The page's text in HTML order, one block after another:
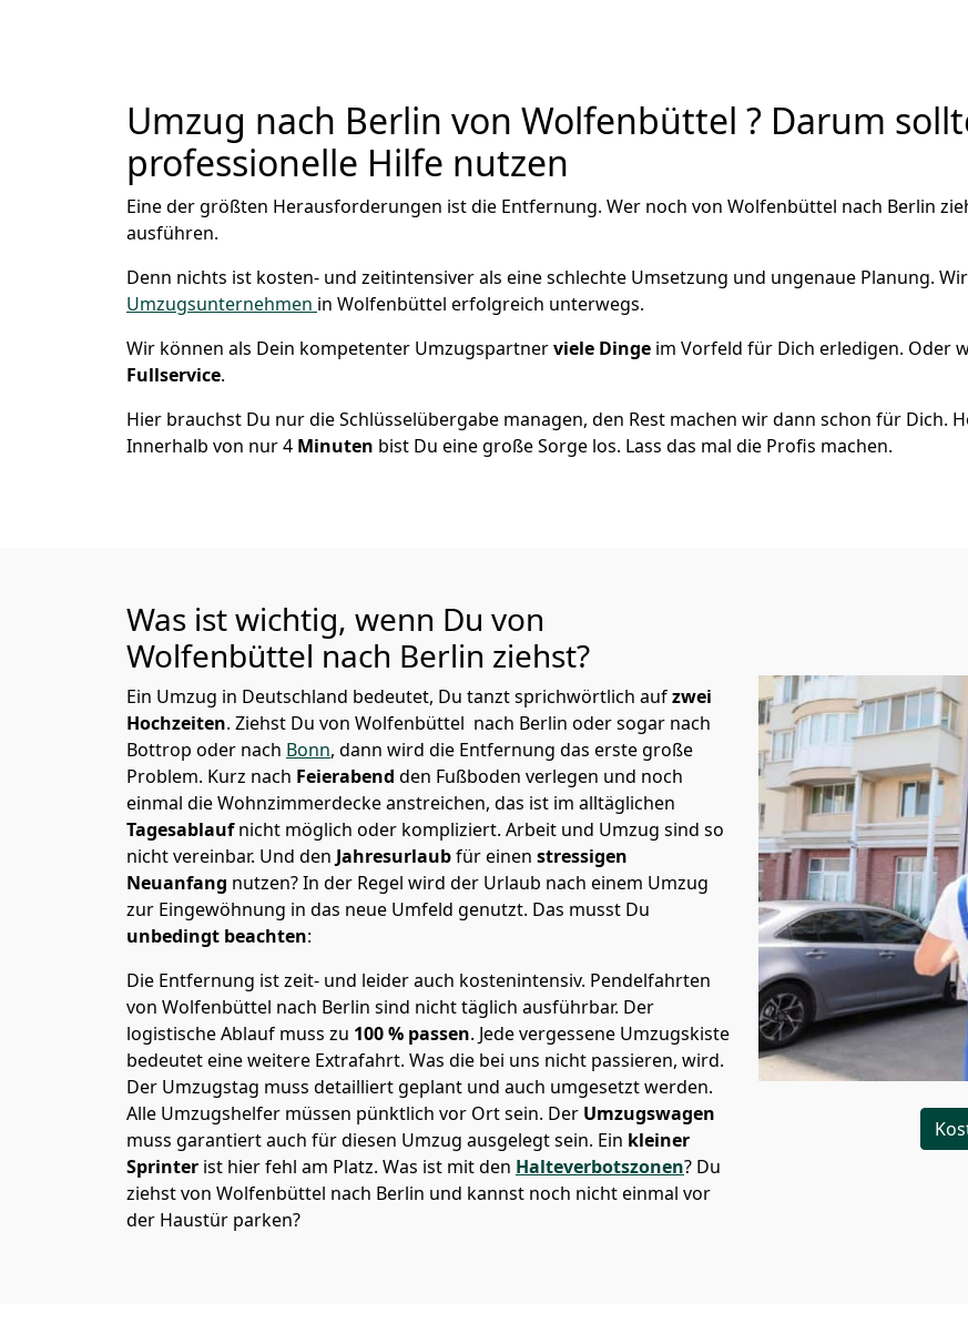
Umzug nach Berlin von Wolfenbüttel ? Darum
professionelle Hilfe nutzen
Eine der größten Herausforderungen ist die Entfernung. Wer noch von Wolfenbüttel nach Berlin
ausführen.
Denn nichts ist kosten- und zeitintensiver als eine schlechte Umsetzung und ungenaue Planung.
Umzugsunternehmen in Wolfenbüttel erfolgreich unterwegs.
Wir können als Dein kompetenter Umzugspartnerviele Dinge im Vorfeld für Dich erledigen. Oder
Fullservice.
Hier brauchst Du nur die Schlüsselübergabe managen, den Rest machen wir dann schon für Dich.
Innerhalb von nur 4 Minuten bist Du eine große Sorge los. Lass das mal die Profis machen.
Was ist wichtig, wenn Du von
Wolfenbüttel nach Berlin ziehst?
Ein Umzug in Deutschland bedeutet, Du tanzt sprichwörtlich aufzwei
Hochzeiten. Ziehst Du von Wolfenbüttel nach Berlin oder sogar nach
Bottrop oder nach Bonn, dann wird die Entfernung das erste große
Problem. Kurz nach Feierabend den Fußboden verlegen und noch
einmal die Wohnzimmerdecke anstreichen, das ist im alltäglichen
Tagesablaufnicht möglich oder kompliziert. Arbeit und Umzug sind so
nicht vereinbar. Und den Jahresurlaubfür einen stressigen
Neuanfang nutzen? In der Regel wird der Urlaub nach einem Umzug
zur Eingewöhnung in das neue Umfeld genutzt. Das musst Du
unbedingt beachten:
Die Entfernung ist zeit- und leider auch kostenintensiv. Pendelfahrten
von Wolfenbüttel nach Berlin sind nicht täglich ausführbar. Der
logistische Ablauf muss zu 100 % passen. Jede vergessene Umzugskiste
bedeutet eine weitere Extrafahrt. Was die bei uns nicht passieren, wird.
Der Umzugstag muss detailliert geplant und auch umgesetzt werden.
Alle Umzugshelfer müssen pünktlich vor Ort sein. Der Umzugswagen
muss garantiert auch für diesen Umzug ausgelegt sein. Ein kleiner
Sprinter ist hier fehl am Platz. Was ist mit den Halteverbotszonen? Du
ziehst von Wolfenbüttel nach Berlin und kannst noch nicht einmal vor
der Haustür parken?